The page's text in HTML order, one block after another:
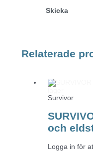
Relaterade
Survivor
och
Logga in för